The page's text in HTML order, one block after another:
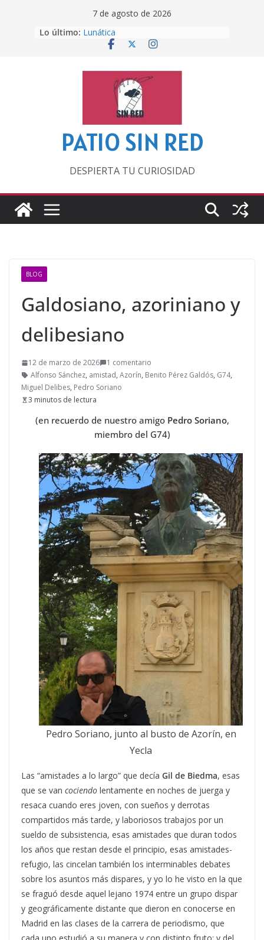
7 de agosto de 2026
Lo último: Lunática
Pero, hasta entonces…
‘La broma infinita’ de recomendar
lecturas veraniegas
Otra del Mundial
PATIO SIN RED
DESPIERTA TU CURIOSIDAD
BLOG
Galdosiano, azoriniano y
delibesiano
12 de marzo de 2026
1 comentario
Alfonso Sánchez, amistad, Azorín, Benito Pérez Galdós, G74,
Miguel Delibes, Pedro Soriano
3 minutos de lectura
(en recuerdo de nuestro amigo Pedro Soriano,
miembro del G74)
Pedro Soriano, junto al busto de Azorín, en
Yecla
Las “amistades a lo largo” que decía Gil de Biedma, esas
que se van cociendo lentamente en noches de juerga y
resaca cuando eres joven, con sueños y derrotas
compartidos más tarde, y laboriosos trabajos por un
sueldo de subsistencia, esas amistades que duran todos
los años que restan desde el principio, esas amistades-
refugio, las cincelan también los interminables debates
sobre los asuntos más dispares, y yo lo he visto en la que
se fraguó desde aquel lejano 1974 entre un grupo dispar
y geográficamente distante que dieron en conocerse en
Madrid en las clases de la carrera de periodismo, que